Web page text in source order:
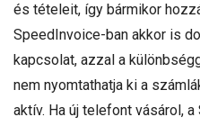
és tételeit, így bármikor
SpeedInvoice-ban akkor is
kapcsolat, azzal a
nem nyomtathatja ki a
aktív. Ha új telefont vásárol,